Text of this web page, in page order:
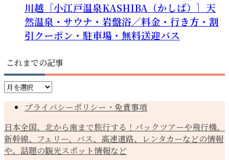
川越［小江戸温泉KASHIBA（かしば）］天
然温泉・サウナ・岩盤浴／料金・行き方・割
引クーポン・駐車場・無料送迎バス
これまでの記事
こ
で
の
記
事
プライバシーポリシー・免責事項
日本全国、北から南まで旅行する！パックツアーや飛行機、
新幹線、フェリー、バス、高速道路、レンタカーなどの情報
や、話題の観光スポット情報など